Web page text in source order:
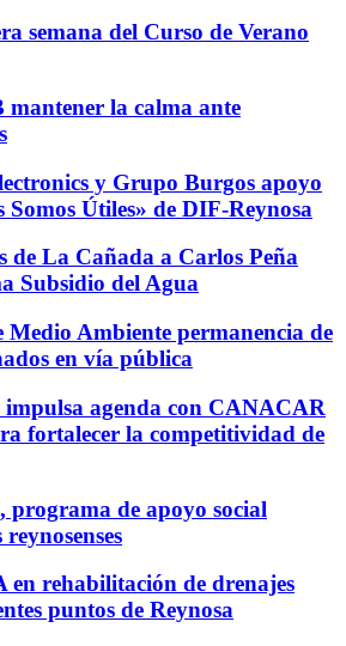
semana del Curso de Verano
mantener la calma ante
y Grupo Burgos apoyo
Somos Útiles» de DIF-Reynosa
de La Cañada a Carlos Peña
Subsidio del Agua
Ambiente permanencia de
en vía pública
agenda con CANACAR
fortalecer la competitividad de
programa de apoyo social
rehabilitación de drenajes
puntos de Reynosa